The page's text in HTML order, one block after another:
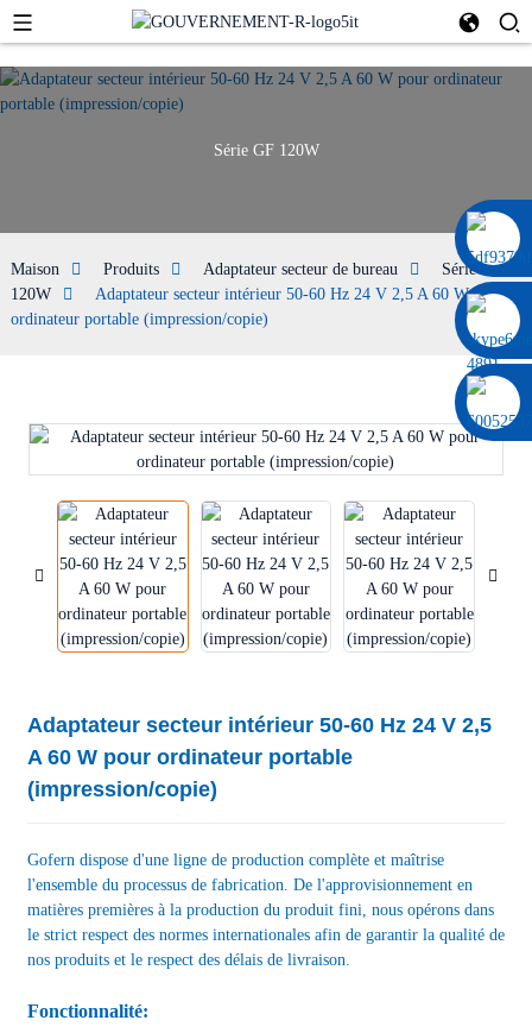
0086 13322920697
Série GF 120W
Maison Produits Adaptateur secteur de bureau
Série GF
120W
Adaptateur secteur intérieur 50-60 Hz 24 V 2,5 A 60 W pour
ordinateur portable (impression/copie)
Adaptateur secteur intérieur 50-60 Hz 24 V 2,5
A 60 W pour ordinateur portable
(impression/copie)
Gofern dispose d'une ligne de production complète et maîtrise
l'ensemble du processus de fabrication. De l'approvisionnement en
matières premières à la production du produit fini, nous opérons dans
le strict respect des normes internationales afin de garantir la qualité de
nos produits et le respect des délais de livraison.
Fonctionnalité: